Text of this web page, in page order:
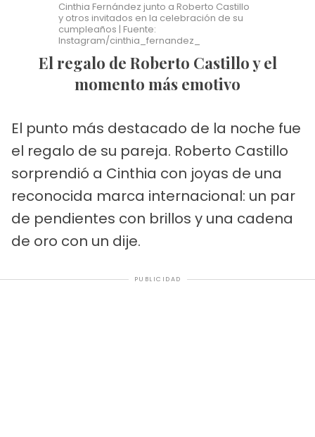
Cinthia Fernández junto a Roberto Castillo
y otros invitados en la celebración de su
cumpleaños | Fuente:
Instagram/cinthia_fernandez_
El regalo de Roberto Castillo y el
momento más emotivo
El punto más destacado de la noche fue
el regalo de su pareja. Roberto Castillo
sorprendió a Cinthia con joyas de una
reconocida marca internacional: un par
de pendientes con brillos y una cadena
de oro con un dije.
PUBLICIDAD